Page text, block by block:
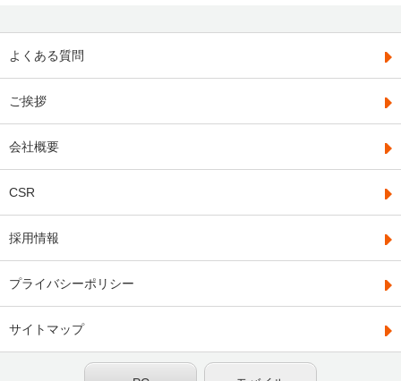
よくある質問
ご挨拶
会社概要
CSR
採用情報
プライバシーポリシー
サイトマップ